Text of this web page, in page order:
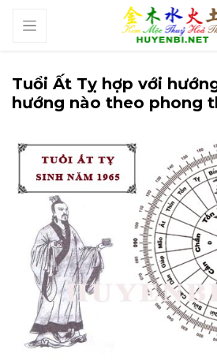
Tuổi Ất Tỵ hợp với
hướng nào theo phong